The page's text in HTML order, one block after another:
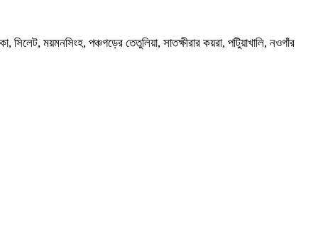
ময়মনসিংহ, পঞ্চগড়ের তেতুলিয়া, সাতক্ষীরার কয়রা, পটিুয়াখালি, নওগাঁর